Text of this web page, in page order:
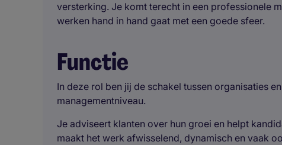
versterking. Je komt terecht in een professionele
werken hand in hand gaat met een goede sfeer.
Functie
In deze rol ben jij de schakel tussen organisaties
managementniveau.
Je adviseert klanten over hun groei en helpt
maakt het werk afwisselend, dynamisch en vaak